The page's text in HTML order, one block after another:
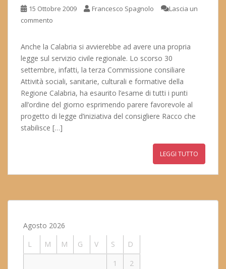
15 Ottobre 2009 Francesco Spagnolo
Lascia un
commento
Anche la Calabria si avvierebbe ad avere una propria
legge sul servizio civile regionale. Lo scorso 30
settembre, infatti, la terza Commissione consiliare
Attività sociali, sanitarie, culturali e formative della
Regione Calabria, ha esaurito l’esame di tutti i punti
all’ordine del giorno esprimendo parere favorevole al
progetto di legge d’iniziativa del consigliere Racco che
stabilisce […]
LEGGI TUTTO
Agosto 2026
L
M M G V S
D
1
2